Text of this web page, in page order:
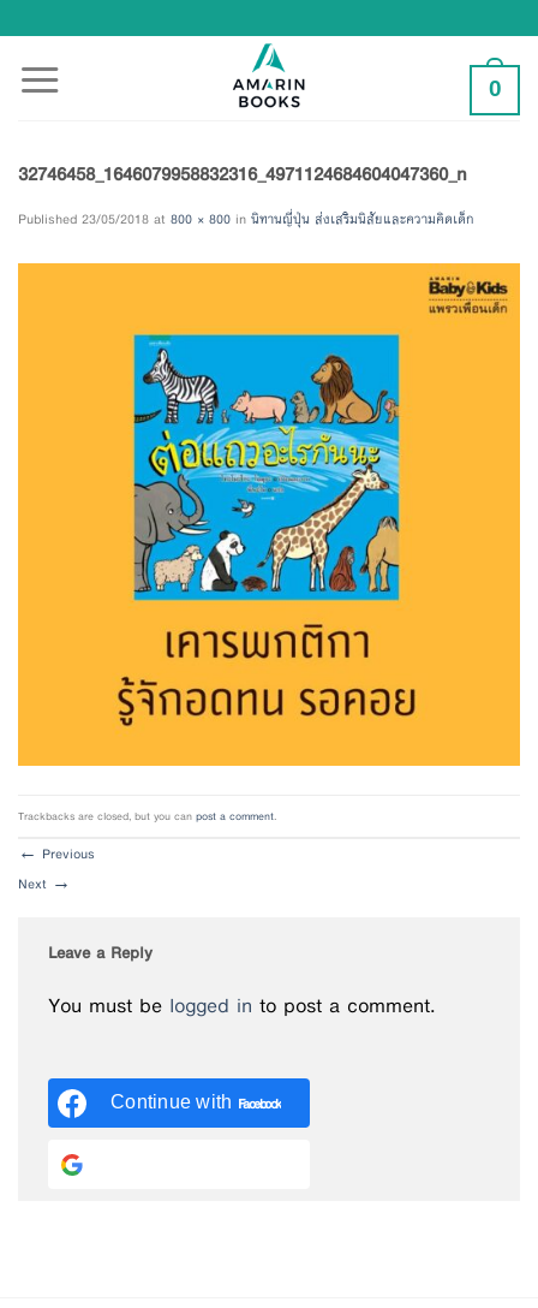
to
content
0
32746458_1646079958832316_4971124684604047360_n
Published 23/05/2018 at 800 × 800 in นิทานญี่ปุ่น ส่งเสริมนิสัยและความคิดเด็ก
Trackbacks are closed, but you canpost a comment.
← Previous
Next →
Leave a Reply
You must be logged in to post a comment.
Continue with Facebook